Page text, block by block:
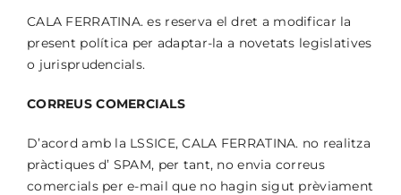
CALA FERRATINA. es reserva el dret a modificar la
present política per adaptar-la a novetats legislatives
o jurisprudencials.
CORREUS COMERCIALS
D’acord amb la LSSICE, CALA FERRATINA. no realitza
pràctiques d’ SPAM, per tant, no envia correus
comercials per e-mail que no hagin sigut prèviament